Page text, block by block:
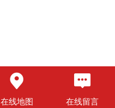
在线地图 在线留言